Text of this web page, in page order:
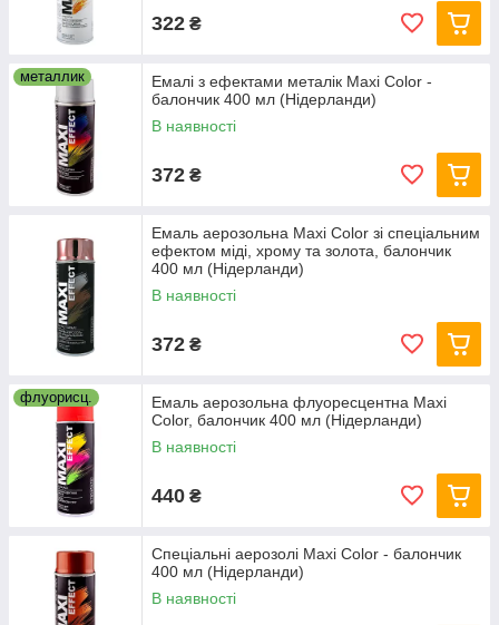
322 ₴
металлик
Емалі з ефектами металік Maxi Color -
балончик 400 мл (Нідерланди)
В наявності
372 ₴
Емаль аерозольна Maxi Color зі спеціальним
ефектом міді, хрому та золота, балончик
400 мл (Нідерланди)
В наявності
372 ₴
флуорисц.
Емаль аерозольна флуоресцентна Maxi
Color, балончик 400 мл (Нідерланди)
В наявності
440 ₴
Спеціальні аерозолі Maxi Color - балончик
400 мл (Нідерланди)
В наявності